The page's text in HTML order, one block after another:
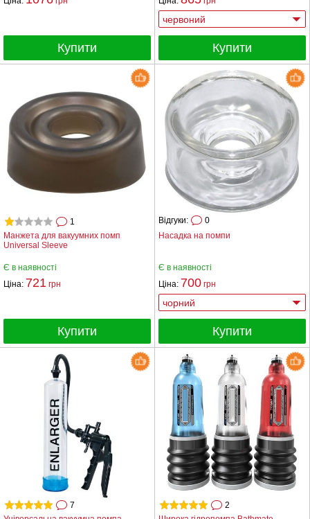
Купити Купити
Манжета для вакуумних помп
Universal Sleeve
1
Є в наявності
Ціна: 721 грн
Купити
Насадка на помпи
Відгуки: 0
Є в наявності
Ціна: 700 грн
Купити
7
2